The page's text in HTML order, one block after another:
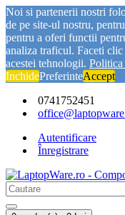
Noi si partenerii nostri
de pe site-ul nostru,
pentru a oferi functii
analiza traficul. Faceti
acestei tehnologii. Politica
InchidePreferinteAccept
0741752451
Autentificare
Înregistrare